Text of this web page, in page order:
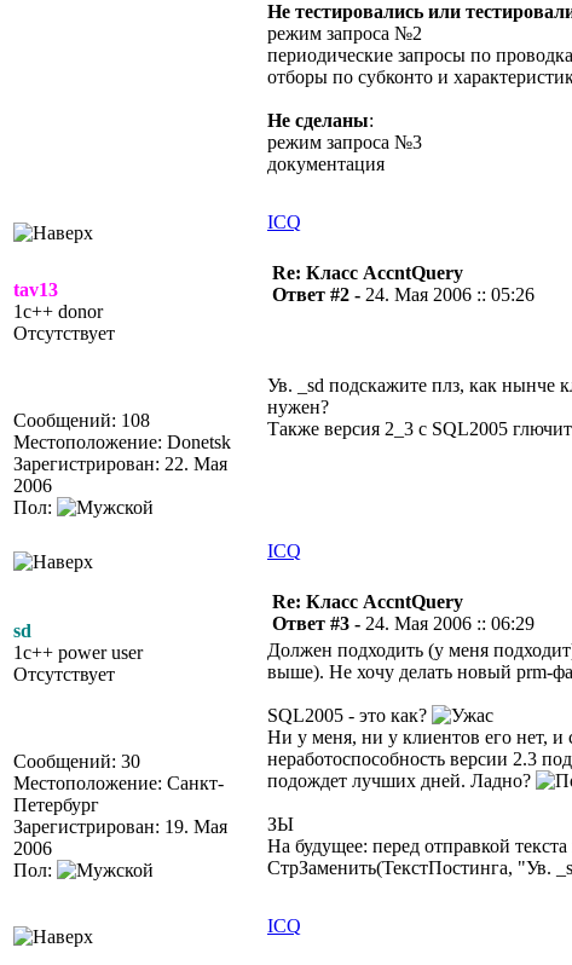
Не тестировались или
режим запроса №2
периодические запросы по
отборы по субконто и
Не сделаны:
режим запроса №3
документация
ICQ
tav13
1c++ donor
Отсутствует
Сообщений: 108
Местоположение: Donetsk
Зарегистрирован: 22. Мая
2006
Пол:
Re: Класс AccntQuery
Ответ #2 - 24. Мая 2006 :: 05:26
Ув. _sd подскажите плз, как нынче
нужен?
Также версия 2_3 с SQL2005 глючит
ICQ
sd
1c++ power user
Отсутствует
Сообщений: 30
Местоположение: Санкт-
Петербург
Зарегистрирован: 19. Мая
2006
Пол:
Re: Класс AccntQuery
Ответ #3 - 24. Мая 2006 :: 06:29
Должен подходить (у меня
выше). Не хочу делать новый prm-
SQL2005 - это как?
Ни у меня, ни у клиентов его нет, и
неработоспособность версии 2.3
подождет лучших дней. Ладно?
ЗЫ
На будущее: перед отправкой
СтрЗаменить(ТекстПостинга, "Ув.
ICQ